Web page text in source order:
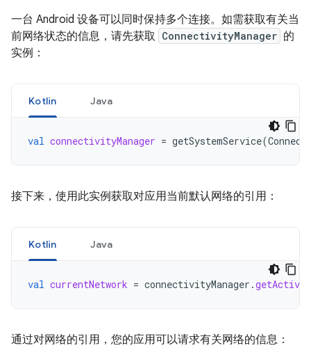
一台 Android 设备可以同时保持多个连接。如需获取有关当
前网络状态的信息，请先获取 ConnectivityManager 的
实例：
Kotlin Java
val connectivityManager = getSystemService(
接下来，使用此实例获取对应用当前默认网络的引用：
Kotlin Java
val currentNetwork = connectivityManager .
通过对网络的引用，您的应用可以请求有关网络的信息：